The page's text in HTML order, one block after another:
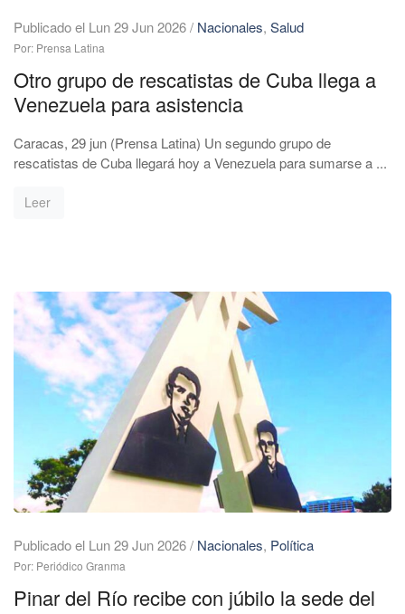
Publicado el Lun 29 Jun 2026/ Nacionales, Salud
Por: Prensa Latina
Otro grupo de rescatistas de Cuba llega a
Venezuela para asistencia
Caracas, 29 jun (Prensa Latina) Un segundo grupo de
rescatistas de Cuba llegará hoy a Venezuela para sumarse a ...
Leer
Publicado el Lun 29 Jun 2026/ Nacionales, Política
Por: Periódico Granma
Pinar del Río recibe con júbilo la sede del